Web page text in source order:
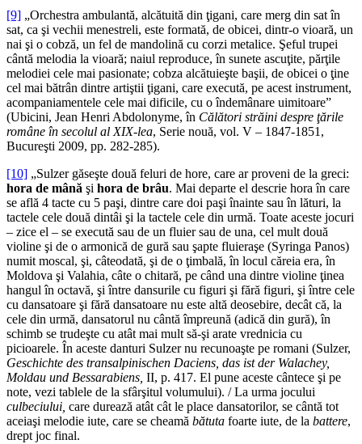
[9] „Orchestra ambulantă, alcătuită din ţigani, care merg din sat în
sat, ca şi vechii menestreli, este formată, de obicei, dintr-o vioară, un
nai şi o cobză, un fel de mandolină cu corzi metalice. Şeful trupei
cântă melodia la vioară; naiul reproduce, în sunete ascuţite, părţile
melodiei cele mai pasionate; cobza alcătuieşte başii, de obicei o ţine
cel mai bătrân dintre artiştii ţigani, care execută, pe acest instrument,
acompaniamentele cele mai dificile, cu o îndemânare uimitoare”
(Ubicini, Jean Henri Abdolonyme, în Călători străini despre ţările
române în secolul al XIX-lea, Serie nouă, vol. V – 1847-1851,
Bucureşti 2009, pp. 282-285).
[10] „Sulzer găseşte două feluri de hore, care ar proveni de la greci:
hora de mână şi hora de brâu. Mai departe el descrie hora în care
se află 4 tacte cu 5 paşi, dintre care doi paşi înainte sau în lături, la
tactele cele două dintâi şi la tactele cele din urmă. Toate aceste jocuri
– zice el – se execută sau de un fluier sau de una, cel mult două
violine şi de o armonică de gură sau şapte fluieraşe (Syringa Panos)
numit moscal, şi, câteodată, şi de o ţimbală, în locul căreia era, în
Moldova şi Valahia, câte o chitară, pe când una dintre violine ţinea
hangul în octavă, şi între dansurile cu figuri şi fără figuri, şi între cele
cu dansatoare şi fără dansatoare nu este altă deosebire, decât că, la
cele din urmă, dansatorul nu cântă împreună (adică din gură), în
schimb se trudeşte cu atât mai mult să-şi arate vred­nicia cu
picioarele. În aceste danturi Sulzer nu recunoaşte pe romani (Sulzer,
Geschichte des transalpinischen Daciens, das ist der Walachey,
Moldau und Bessarabiens, II, p. 417. El pune aceste cântece şi pe
note, vezi tablele de la sfârşitul volumului). / La urma jocului
culbeciului, care durează atât cât le place dansatorilor, se cântă tot
aceiaşi melodie iute, care se cheamă bătuta foarte iute, de la battere,
drept joc final.